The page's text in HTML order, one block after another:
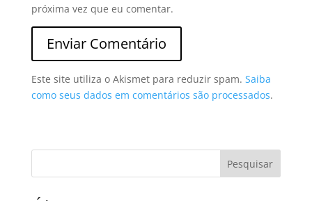
próxima vez que eu comentar.
Este site utiliza o Akismet para reduzir spam. Saiba
como seus dados em comentários são processados.
Pesquisar